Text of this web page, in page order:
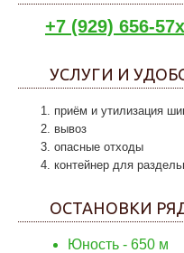
+7 (929) 656-
УСЛУГИ И
приём и утилизация
вывоз
опасные отходы
контейнер для
ОСТАНОВКИ
Юность - 650 м